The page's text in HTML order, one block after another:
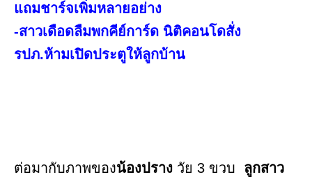
แถมชาร์จเพิ่มหลายอย่าง
-สาวเดือดลืมพกคีย์การ์ด นิติคอนโดสั่ง
รปภ.ห้ามเปิดประตูให้ลูกบ้าน
ต่อมากับภาพของน้องปราง วัย 3 ขวบ ลูกสาว